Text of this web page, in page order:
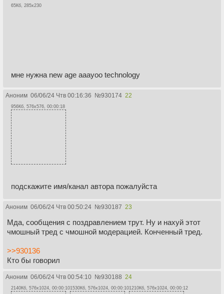
65Кб, 285x230
мне нужна new age aaayoo technology
Аноним 06/06/24 Чтв 00:16:36 №930174 22
956Кб, 576x576, 00:00:18
подскажите имя/канал автора пожалуйста
Аноним 06/06/24 Чтв 00:50:24 №930187 23
Мда, сообщения с поздравлением трут. Ну и нахуй этот
чмошный тред с чмошной модерацией. Конченный тред.
>>930136
Кто бы говорил
Аноним 06/06/24 Чтв 00:54:10 №930188 24
2140Кб, 576x1024, 00:00:101530Кб, 576x1024, 00:00:101210Кб, 576x1024, 00:00:12